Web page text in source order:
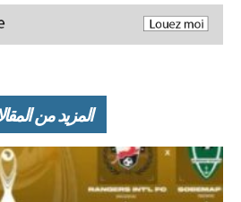
المزيد من